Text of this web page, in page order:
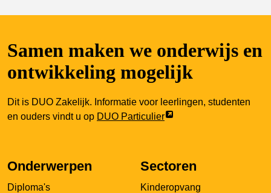
Samen maken we onderwijs en
ontwikkeling mogelijk
Dit is DUO Zakelijk. Informatie voor leerlingen, studenten
en ouders vindt u op DUO Particulier
Link
Onderwerpen
Diploma's
Sectoren
Kinderopvang